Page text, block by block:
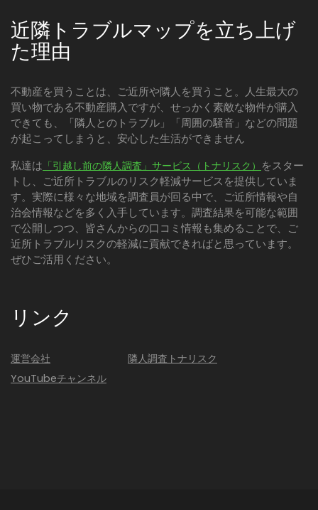
近隣トラブルマップを立ち上げ
た理由
不動産を買うことは、ご近所や隣人を買うこと。人生最大の
買い物である不動産購入ですが、せっかく素敵な物件が購入
できても、「隣人とのトラブル」「周囲の騒音」などの問題
が起こってしまうと、安心した生活ができません
私達は 「引越し前の隣人調査」サービス（トナリスク） をスター
トし、ご近所トラブルのリスク軽減サービスを提供していま
す。実際に様々な地域を調査員が回る中で、ご近所情報や自
治会情報などを多く入手しています。調査結果を可能な範囲
で公開しつつ、皆さんからの口コミ情報も集めることで、ご
近所トラブルリスクの軽減に貢献できればと思っています。
ぜひご活用ください。
リンク
運営会社
YouTubeチャンネル
隣人調査トナリスク